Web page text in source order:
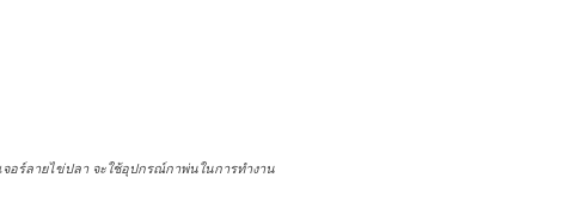
ข่ปลา จะใช้อุปกรณ์กาพ่นในการทำงาน